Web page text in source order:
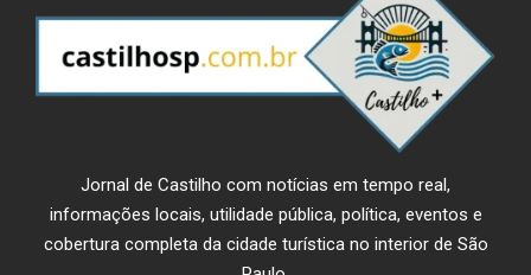
Jornal de Castilho com notícias em tempo real,
informações locais, utilidade pública, política, eventos e
cobertura completa da cidade turística no interior de São